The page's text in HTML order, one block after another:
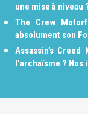
une mise à niveau
The Crew
absolument son
Assassin’s
l'archaïsme ? Nos